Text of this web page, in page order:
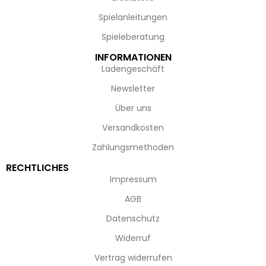
Spielanleitungen
Spieleberatung
INFORMATIONEN
Ladengeschäft
Newsletter
Über uns
Versandkosten
Zahlungsmethoden
RECHTLICHES
Impressum
AGB
Datenschutz
Widerruf
Vertrag widerrufen